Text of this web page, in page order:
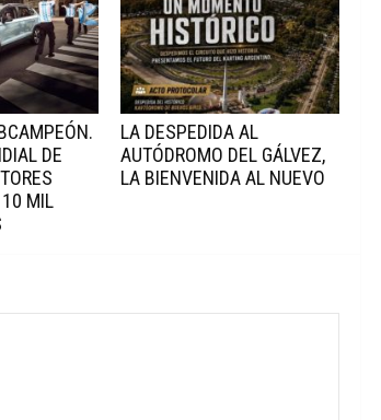
DE
MIL
LA DESPEDIDA AL
AUTÓDROMO DEL GÁLVEZ,
LA BIENVENIDA AL NUEVO